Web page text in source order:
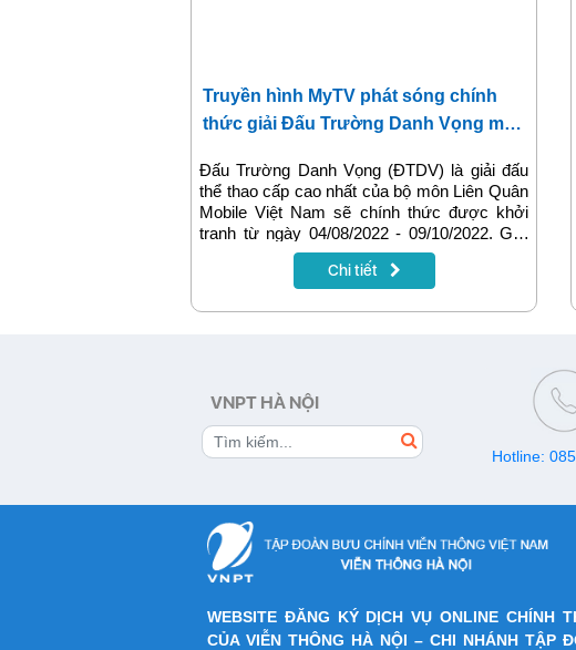
Truyền hình MyTV phát sóng chính
thức giải Đấu Trường Danh Vọng mùa
Đấu Trường Danh Vọng (ĐTDV) là giải đấu
thể thao cấp cao nhất của bộ môn Liên Quân
Mobile Việt Nam sẽ chính thức được khởi
tranh từ ngày 04/08/2022 - 09/10/2022. Giải
đấu lần này mang đến giải thưởng có tổng giá
trị lên tới 6 tỷ đồng và là mức thưởng hàng
Nam. Truyền hình MyTV là đối tác phát sóng
Chi tiết
VNPT HÀ NỘI
Hotline:
WEBSITE ĐĂNG KÝ DỊCH VỤ ONLINE CHÍNH
CỦA VIỄN THÔNG HÀ NỘI – CHI NHÁNH TẬP